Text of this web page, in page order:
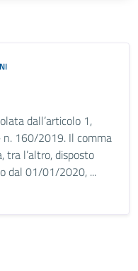
dall’articolo 1,
n. 160/2019. Il comma
l’altro, disposto
dal 01/01/2020, ...